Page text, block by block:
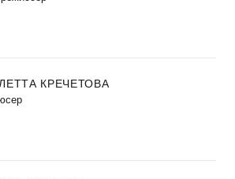
КРЕЧЕТОВА